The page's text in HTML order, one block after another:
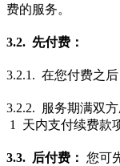
费的服务。
3.2. 先付费：
3.2.1. 在您付费之
3.2.2. 服务期满双
1 天内支付续费款
3.3. 后付费： 您可